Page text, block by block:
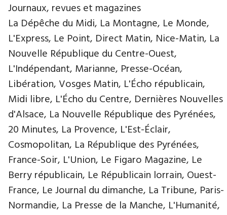
Journaux, revues et magazines
La Dépêche du Midi, La Montagne, Le Monde,
L'Express, Le Point, Direct Matin, Nice-Matin, La
Nouvelle République du Centre-Ouest,
L'Indépendant, Marianne, Presse-Océan,
Libération, Vosges Matin, L'Écho républicain,
Midi libre, L'Écho du Centre, Dernières Nouvelles
d'Alsace, La Nouvelle République des Pyrénées,
20 Minutes, La Provence, L'Est-Éclair,
Cosmopolitan, La République des Pyrénées,
France-Soir, L'Union, Le Figaro Magazine, Le
Berry républicain, Le Républicain lorrain, Ouest-
France, Le Journal du dimanche, La Tribune, Paris-
Normandie, La Presse de la Manche, L'Humanité,